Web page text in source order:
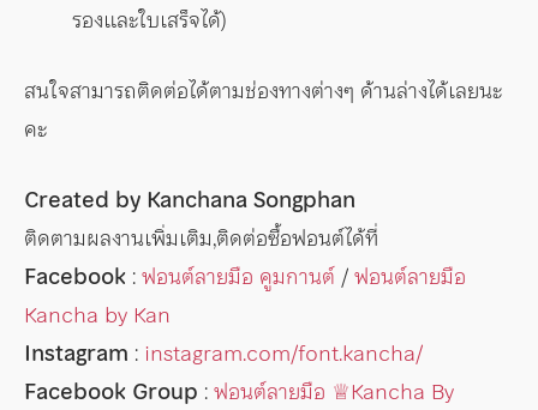
รองและใบเสร็จได้)
สนใจสามารถติดต่อได้ตามช่องทางต่างๆ ด้านล่างได้เลยนะ
คะ
Created by Kanchana Songphan
ติดตามผลงานเพิ่มเติม,ติดต่อซื้อฟอนต์ได้ที่
Facebook :ฟอนต์ลายมือ คูมกานต์/ฟอนต์ลายมือ
Kancha by Kan
Instagram : instagram.com/font.kancha/
Facebook Group :ฟอนต์ลายมือ ♕︎Kancha By